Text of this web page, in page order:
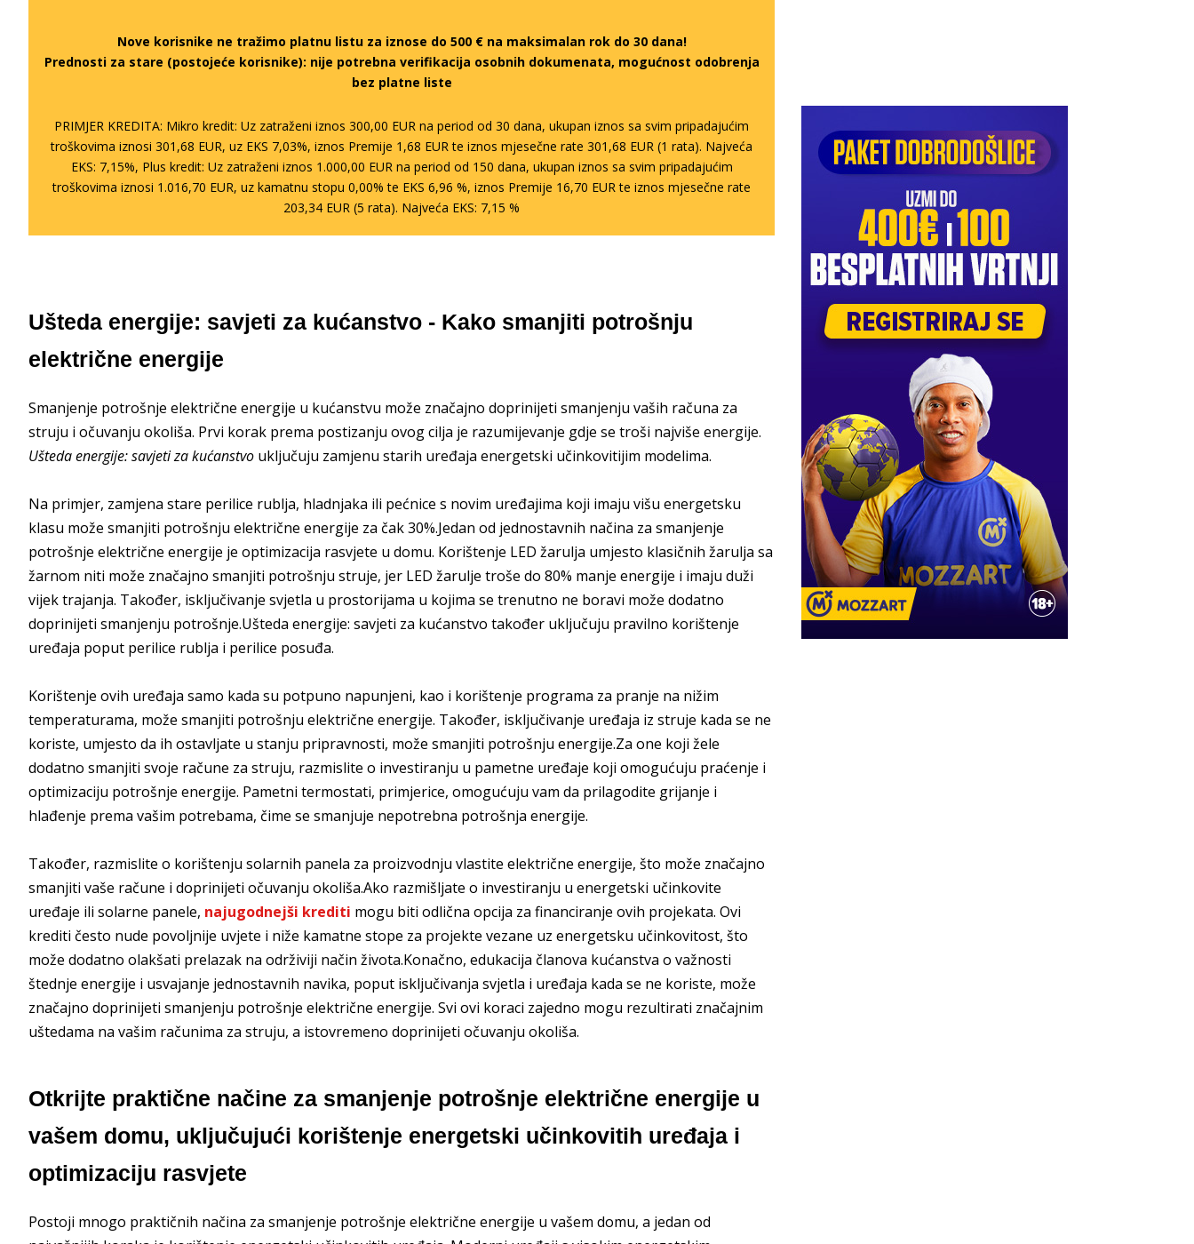
Nove korisnike ne tražimo platnu listu za iznose do 500 € na maksimalan rok do 30 dana!
Prednosti za stare (postojeće korisnike): nije potrebna verifikacija osobnih dokumenata, mogućnost odobrenja
bez platne liste
PRIMJER KREDITA: Mikro kredit: Uz zatraženi iznos 300,00 EUR na period od 30 dana, ukupan iznos sa svim pripadajućim
troškovima iznosi 301,68 EUR, uz EKS 7,03%, iznos Premije 1,68 EUR te iznos mjesečne rate 301,68 EUR (1 rata). Najveća
EKS: 7,15%, Plus kredit: Uz zatraženi iznos 1.000,00 EUR na period od 150 dana, ukupan iznos sa svim pripadajućim
troškovima iznosi 1.016,70 EUR, uz kamatnu stopu 0,00% te EKS 6,96 %, iznos Premije 16,70 EUR te iznos mjesečne rate
203,34 EUR (5 rata). Najveća EKS: 7,15 %
Ušteda energije: savjeti za kućanstvo - Kako smanjiti potrošnju
električne energije
Smanjenje potrošnje električne energije u kućanstvu može značajno doprinijeti smanjenju vaših računa za
struju i očuvanju okoliša. Prvi korak prema postizanju ovog cilja je razumijevanje gdje se troši najviše energije.
Ušteda energije: savjeti za kućanstvo uključuju zamjenu starih uređaja energetski učinkovitijim modelima.
Na primjer, zamjena stare perilice rublja, hladnjaka ili pećnice s novim uređajima koji imaju višu energetsku
klasu može smanjiti potrošnju električne energije za čak 30%.Jedan od jednostavnih načina za smanjenje
potrošnje električne energije je optimizacija rasvjete u domu. Korištenje LED žarulja umjesto klasičnih žarulja sa
žarnom niti može značajno smanjiti potrošnju struje, jer LED žarulje troše do 80% manje energije i imaju duži
vijek trajanja. Također, isključivanje svjetla u prostorijama u kojima se trenutno ne boravi može dodatno
doprinijeti smanjenju potrošnje.Ušteda energije: savjeti za kućanstvo također uključuju pravilno korištenje
uređaja poput perilice rublja i perilice posuđa.
Korištenje ovih uređaja samo kada su potpuno napunjeni, kao i korištenje programa za pranje na nižim
temperaturama, može smanjiti potrošnju električne energije. Također, isključivanje uređaja iz struje kada se ne
koriste, umjesto da ih ostavljate u stanju pripravnosti, može smanjiti potrošnju energije.Za one koji žele
dodatno smanjiti svoje račune za struju, razmislite o investiranju u pametne uređaje koji omogućuju praćenje i
optimizaciju potrošnje energije. Pametni termostati, primjerice, omogućuju vam da prilagodite grijanje i
hlađenje prema vašim potrebama, čime se smanjuje nepotrebna potrošnja energije.
Također, razmislite o korištenju solarnih panela za proizvodnju vlastite električne energije, što može značajno
smanjiti vaše račune i doprinijeti očuvanju okoliša.Ako razmišljate o investiranju u energetski učinkovite
uređaje ili solarne panele, najugodnejši krediti mogu biti odlična opcija za financiranje ovih projekata. Ovi
krediti često nude povoljnije uvjete i niže kamatne stope za projekte vezane uz energetsku učinkovitost, što
može dodatno olakšati prelazak na održiviji način života.Konačno, edukacija članova kućanstva o važnosti
štednje energije i usvajanje jednostavnih navika, poput isključivanja svjetla i uređaja kada se ne koriste, može
značajno doprinijeti smanjenju potrošnje električne energije. Svi ovi koraci zajedno mogu rezultirati značajnim
uštedama na vašim računima za struju, a istovremeno doprinijeti očuvanju okoliša.
Otkrijte praktične načine za smanjenje potrošnje električne energije u
vašem domu, uključujući korištenje energetski učinkovitih uređaja i
optimizaciju rasvjete
Postoji mnogo praktičnih načina za smanjenje potrošnje električne energije u vašem domu, a jedan od